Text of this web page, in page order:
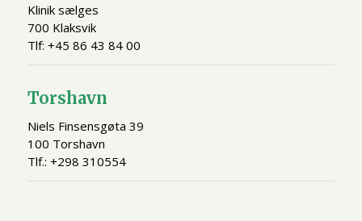
Klinik sælges
700 Klaksvik
Tlf: +45 86 43 84 00
Torshavn
Niels Finsensgøta 39
100 Torshavn
Tlf.: +298 310554